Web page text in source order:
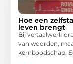
Hoe een
leven brengt
Bij vertaalwerk
van woorden,
kernboodschap.